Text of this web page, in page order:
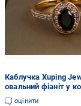
Каблучка Xuping
овальний фіаніт у
каменів р. 17
оцінити